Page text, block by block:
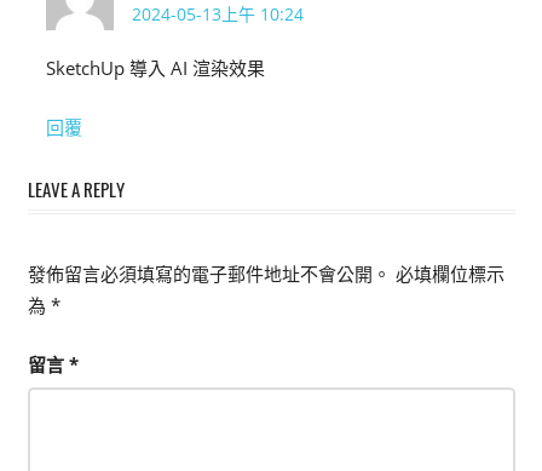
2024-05-13上午 10:24
SketchUp 導入 AI 渲染效果
回覆
LEAVE A REPLY
發佈留言必須填寫的電子郵件地址不會公開。 必填欄位標示
為 *
留言 *